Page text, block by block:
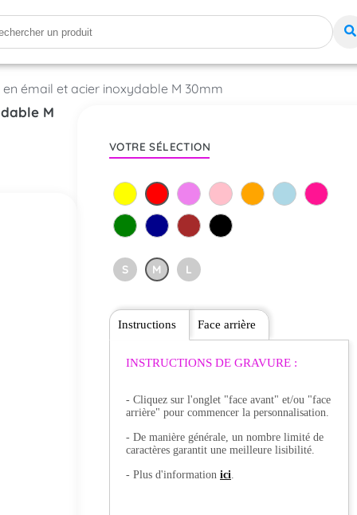
émail et acier inoxydable M 30mm
M
VOTRE SÉLECTION
S M L
Instructions
INSTRUCTIONS DE GRAVURE :
- Cliquez sur l'onglet "face avant" et/ou "face
arrière" pour commencer la personnalisation.
- De manière générale, un nombre limité de
caractères garantit une meilleure lisibilité.
- Plus d'information ici.
Face arrière